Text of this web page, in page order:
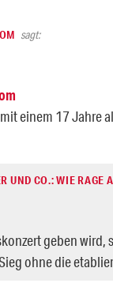
sagt:
einem 17 Jahre
UND CO.: WIE
geben
ohne die